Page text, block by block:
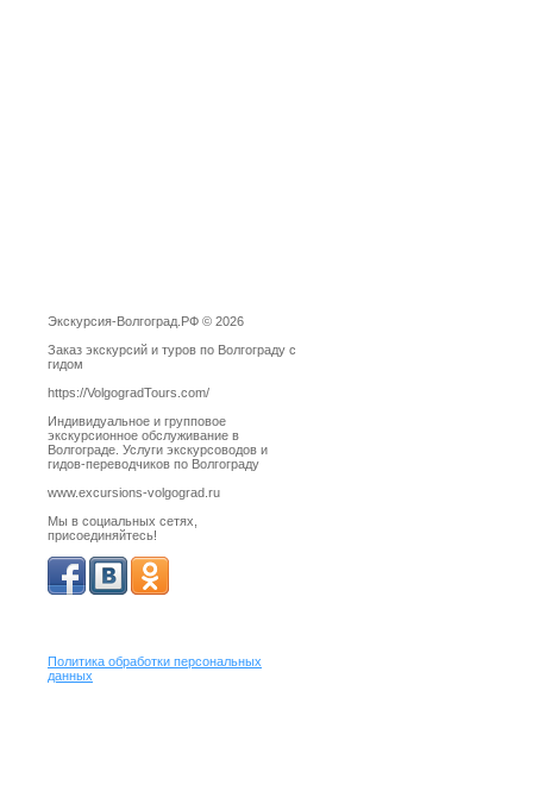
Экскурсия-Волгоград.РФ © 2026
Заказ экскурсий и туров по Волгограду с
гидом
https://VolgogradTours.com/
Индивидуальное и групповое
экскурсионное обслуживание в
Волгограде. Услуги экскурсоводов и
гидов-переводчиков по Волгограду
www.excursions-volgograd.ru
Мы в социальных сетях,
присоединяйтесь!
Политика обработки персональных
данных